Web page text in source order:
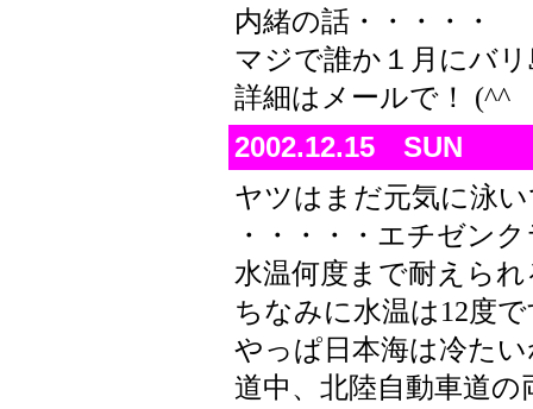
内緒の話・・・・・
マジで誰か１月にバ
詳細はメールで！ (^^
2002.12.15 SUN
ヤツはまだ元気に泳
・・・・・エチゼン
水温何度まで耐えら
ちなみに水温は12度
やっぱ日本海は冷た
道中、北陸自動車道